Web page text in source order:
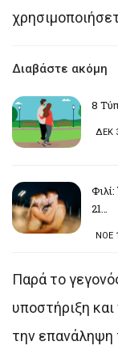
Διαβάστε ακόμη
8
ΔΕΚ
21…
ΝΟΕ
Παρά το
υποστήριξη
την